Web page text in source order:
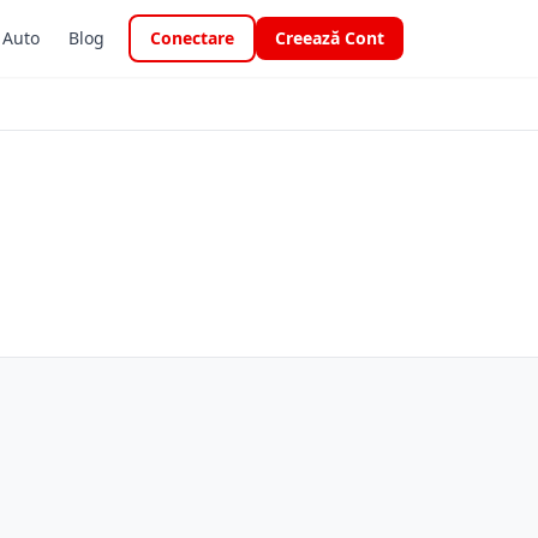
Blog Conectare Creează Cont